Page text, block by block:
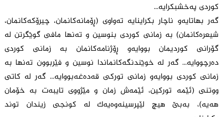
کوردی پەخشبکرایە...
گەر بهاتایەو ناچار بکراینایە تەواوی (ڕۆمانەکانمان، چیرۆکەکانمان،
شیعرەکانمان) بە زمانی کوردی بنوسین و تەنها مافی گوێگرتن لە
گۆرانی کوردیمان بووایەو ڕۆژنامەکانمان بە زمانی کوردی
دەرچووایە... گەر لە خوێندنگەکانماندا نوسین و فێربوون تەنها بە
زمانی کوردی بووایەو زمانی تورکی قەدەغەبووایە... گەر لە کاتی
ووتنی (ئێمە تورکین، ئێمەش زمان و مێژووی تایبەت بە خۆمان
هەیە)، بەبێ هیچ لێپرسینەوەیەک لە کونجی زیندان توند